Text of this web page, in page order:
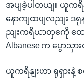
အပျခဲ့ပါတယျ။ ယူက
နောကျထပျလညျး ဒရု
ညျးကရိယာတှကေို ထော
Albanese က ပွောသှား
ယူကရိနျးဟာ ရုရှားနဲ့